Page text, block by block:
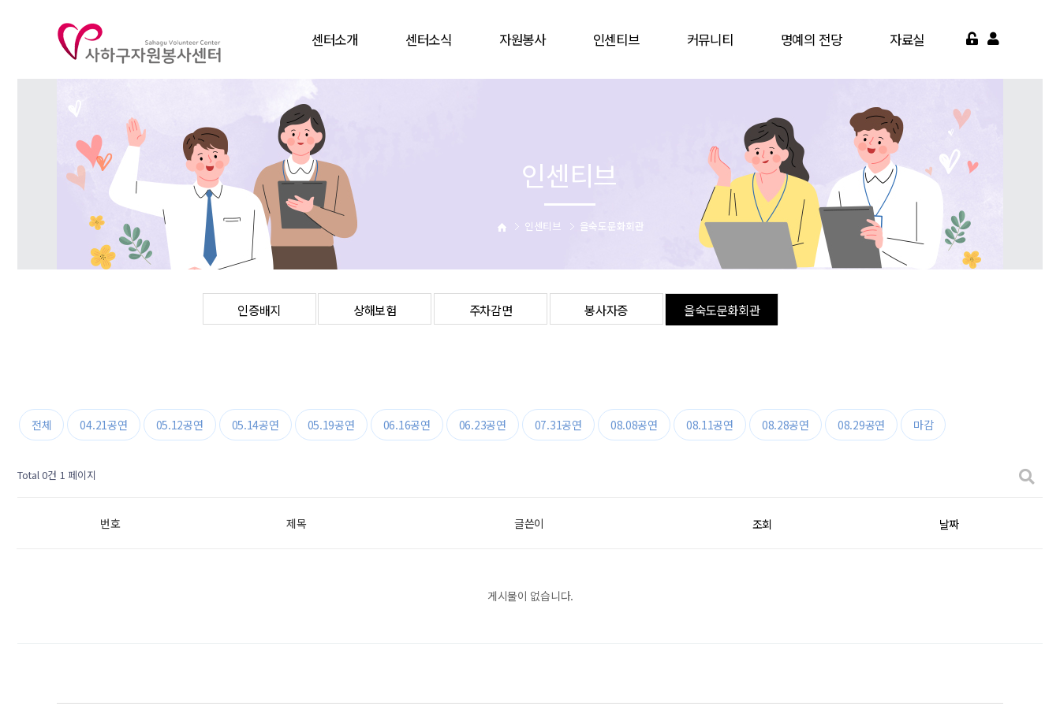
센터소개
연혁
조직도
주요사업
찾아오시는길
센터소식 자원봉사
활동처
활동처현황
인센티브
봉사자증
을숙도문화회관
커뮤니티
비대면활동
명예의 전당 자료실
영상자료실
자주묻는질문
인증배지 상해보험 주차감면 봉사자증 을숙도문화회관
인센티브 을숙도문화회관
인센티브
전체 04.21공연 05.12공연 05.14공연 05.19공연 06.16공연 06.23공연 07.31공연 08.08공연 08.11공연 08.28공연 08.29공연 마감
Total 0건 1 페이지
번호 제목 글쓴이 조회 날짜
게시물이 없습니다.